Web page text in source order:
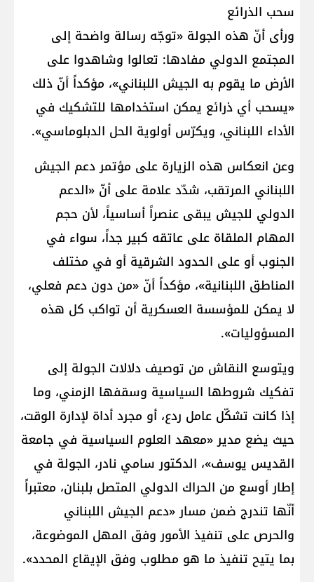
سحب الذرائع
ورأى أنّ هذه الجولة «توجّه رسالة واضحة إلى
المجتمع الدولي مفادها: تعالوا وشاهدوا على
الأرض ما يقوم به الجيش اللبناني»، مؤكداً أنّ ذلك
«يسحب أي ذرائع يمكن استخدامها للتشكيك في
الأداء اللبناني، ويكرّس أولوية الحل الدبلوماسي».
وعن انعكاس هذه الزيارة على مؤتمر دعم الجيش
اللبناني المرتقب، شدّد علامة على أنّ «الدعم
الدولي للجيش يبقى عنصراً أساسياً، لأن حجم
المهام الملقاة على عاتقه كبير جداً، سواء في
الجنوب أو على الحدود الشرقية أو في مختلف
المناطق اللبنانية»، مؤكداً أنّ «من دون دعم فعلي،
لا يمكن للمؤسسة العسكرية أن تواكب كل هذه
المسؤوليات».
ويتوسع النقاش من توصيف دلالات الجولة إلى
تفكيك شروطها السياسية وسقفها الزمني، وما
إذا كانت تشكّل عامل ردع، أو مجرد أداة لإدارة الوقت،
حيث يضع مدير «معهد العلوم السياسية في جامعة
القديس يوسف»، الدكتور سامي نادر، الجولة في
إطار أوسع من الحراك الدولي المتصل بلبنان، معتبراً
أنّها تندرج ضمن مسار «دعم الجيش اللبناني
والحرص على تنفيذ الأمور وفق المهل الموضوعة،
بما يتيح تنفيذ ما هو مطلوب وفق الإيقاع المحدد».